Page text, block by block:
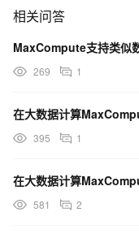
相关问答
MaxCompute支持类似
269 1
395 1
在大数据计算
581 2